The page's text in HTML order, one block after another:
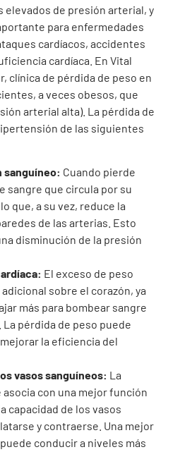
elevados de presión arterial, y
para enfermedades
cardíacos, accidentes
cardíaca. En Vital
clínica de pérdida de peso en
a veces obesos, que
arterial alta). La pérdida de
de las siguientes
sanguíneo: Cuando pierde
sangre que circula por su
que, a su vez, reduce la
de las arterias. Esto
disminución de la presión
El exceso de peso
sobre el corazón, ya
más para bombear sangre
pérdida de peso puede
la eficiencia del
vasos sanguíneos: La
asocia con una mejor función
capacidad de los vasos
y contraerse. Una mejor
conducir a niveles más